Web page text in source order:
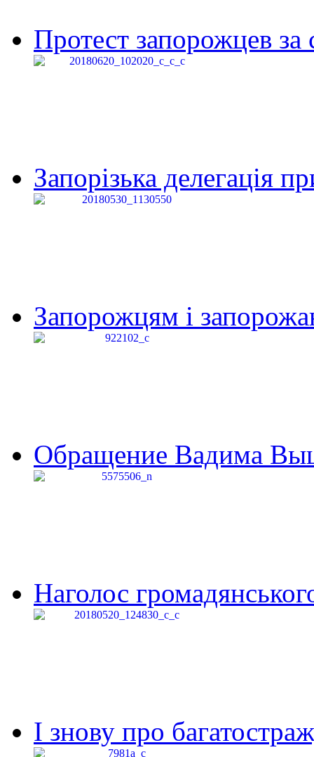
Протест запорожцев за
Запорізька делегація
Запорожцям і
Обращение Вадима
Наголос
І знову про